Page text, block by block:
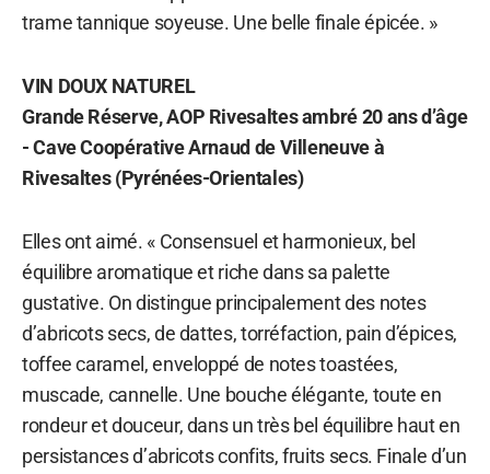
trame tannique soyeuse. Une belle finale épicée. »
VIN DOUX NATUREL
Grande Réserve, AOP Rivesaltes ambré 20 ans d’âge
- Cave Coopérative Arnaud de Villeneuve à
Rivesaltes (Pyrénées-Orientales)
Elles ont aimé. « Consensuel et harmonieux, bel
équilibre aromatique et riche dans sa palette
gustative. On distingue principalement des notes
d’abricots secs, de dattes, torréfaction, pain d’épices,
toffee caramel, enveloppé de notes toastées,
muscade, cannelle. Une bouche élégante, toute en
rondeur et douceur, dans un très bel équilibre haut en
persistances d’abricots confits, fruits secs. Finale d’un